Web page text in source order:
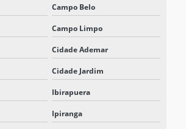
125VCC
DE BATERIA
CHAVEADO EM ALTA FREQUÊNCIA
FLUTUADOR
PORTÁTIL
Campo Belo
Campo Limpo
Cidade Ademar
Cidade Jardim
Ibirapuera
Ipiranga